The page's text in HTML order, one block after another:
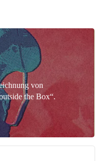
von
the Box“.